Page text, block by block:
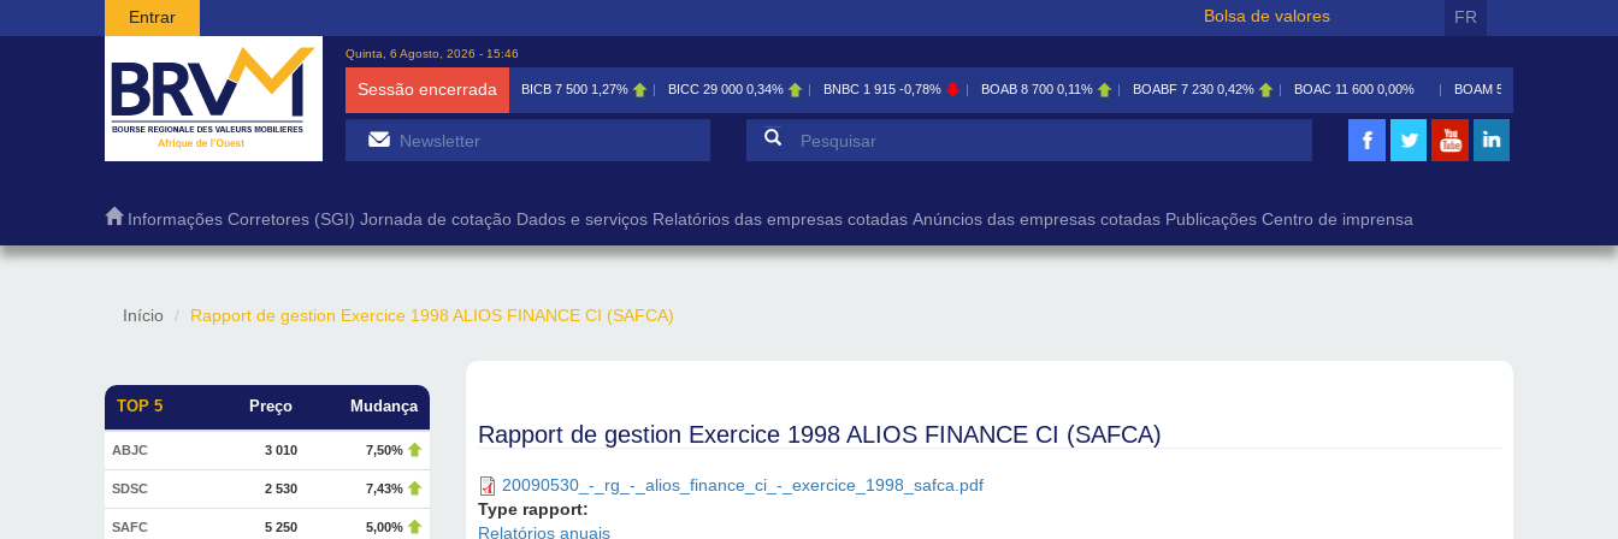
Passar para o conteúdo principal
Entrar Bolsa de valores FR
Quinta, 6 Agosto, 2026 - 15:46
Sessão encerrada BICB 7 500 1,27% BICC 29 000 0,34% BNBC 1 915 -0,78% BOAB 8 700 0,11% BOABF 7 230 0,42% BOAC 11 600 0,00% BOAM 5 585
Formulário de pesquisa
Informações Corretores (SGI) Jornada de cotação Dados e serviços Relatórios das empresas cotadas Anúncios das empresas cotadas Publicações Centro de imprensa
Início Rapport de gestion Exercice 1998 ALIOS FINANCE CI (SAFCA)
TOP 5 Preço Mudança
ABJC 3 010 7,50%
SDSC 2 530 7,43%
SAFC 5 250 5,00%
Rapport de gestion Exercice 1998 ALIOS FINANCE CI (SAFCA)
20090530_-_rg_-_alios_finance_ci_-_exercice_1998_safca.pdf
Type rapport:
Relatórios anuais